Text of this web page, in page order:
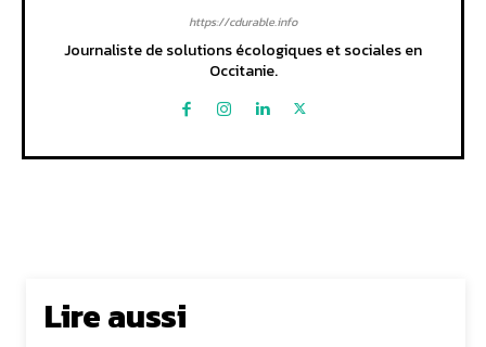
https://cdurable.info
Journaliste de solutions écologiques et sociales en
Occitanie.
Lire aussi